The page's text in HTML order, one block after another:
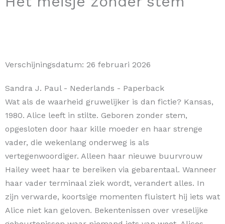
Verschijningsdatum: 26 februari 2026
Sandra J. Paul - Nederlands - Paperback
Wat als de waarheid gruwelijker is dan fictie? Kansas,
1980. Alice leeft in stilte. Geboren zonder stem,
opgesloten door haar kille moeder en haar strenge
vader, die wekenlang onderweg is als
vertegenwoordiger. Alleen haar nieuwe buurvrouw
Hailey weet haar te bereiken via gebarentaal. Wanneer
haar vader terminaal ziek wordt, verandert alles. In
zijn verwarde, koortsige momenten fluistert hij iets wat
Alice niet kan geloven. Bekentenissen over vreselijke